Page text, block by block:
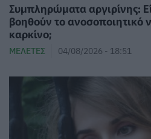
⁠Συμπληρώματα αργιρίνης:
βοηθούν το ανοσοποιητικό
καρκίνο;
ΜΕΛΈΤΕΣ 04/08/2026 - 18:51